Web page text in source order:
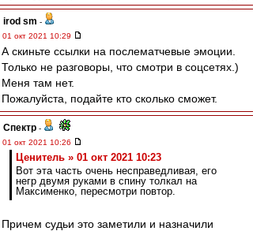
irod sm -
01 окт 2021 10:29
А скиньте ссылки на послематчевые эмоции.
Только не разговоры, что смотри в соцсетях.)
Меня там нет.
Пожалуйста, подайте кто сколько сможет.
Спектр -
01 окт 2021 10:26
Ценитель » 01 окт 2021 10:23
Вот эта часть очень несправедливая, его
негр двумя руками в спину толкал на
Максименко, пересмотри повтор.
Причем судьи это заметили и назначили